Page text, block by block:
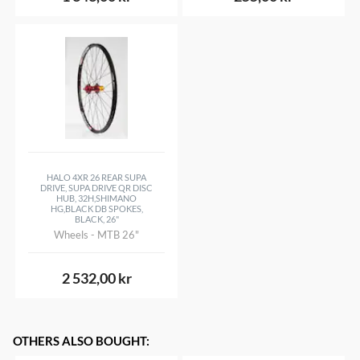
HALO 4XR 26 REAR SUPA
DRIVE, SUPA DRIVE QR DISC
HUB, 32H,SHIMANO
HG,BLACK DB SPOKES,
BLACK, 26"
Wheels - MTB 26"
2 532,00 kr
OTHERS ALSO BOUGHT: